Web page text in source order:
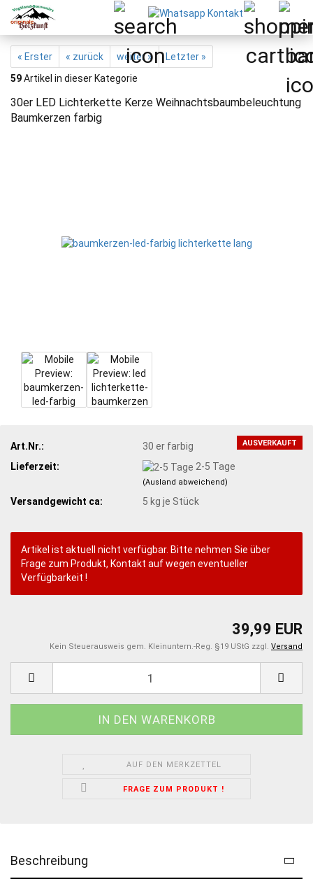
« Erster « zurück weiter »
Letzter »
59Artikel in dieser Kategorie
30er LED Lichterkette Kerze Weihnachtsbaumbeleuchtung
Baumkerzen farbig
AUSVERKAUFT
Art.Nr.:
30 er farbig
Lieferzeit:
2-5 Tage
(Ausland abweichend)
Versandgewicht ca: 5 kg je Stück
Artikel ist aktuell nicht verfügbar. Bitte nehmen Sie über
Frage zum Produkt, Kontakt auf wegen eventueller
Verfügbarkeit !
39,99 EUR
Kein Steuerausweis gem. Kleinuntern.-Reg. §19 UStG zzgl. Versand
AUF DEN MERKZETTEL
FRAGE ZUM PRODUKT !
Beschreibung